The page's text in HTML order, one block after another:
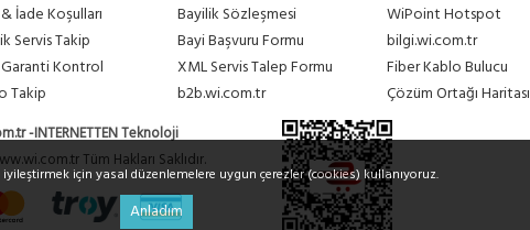
İade Koşulları
Servis Takip
Kontrol
Takip
Bayilik Sözleşmesi
Bayi Başvuru Formu
XML Servis Talep Formu
b2b.wi.com.tr
WiPoint Hotspot
bilgi.wi.com.tr
Fiber Kablo Bulucu
Çözüm Ortağı Haritası
-INTERNETTEN Teknoloji
Tüm Hakları Saklıdır.
için yasal düzenlemelere uygun çerezler (cookies) kullanıyoruz.
Anladım